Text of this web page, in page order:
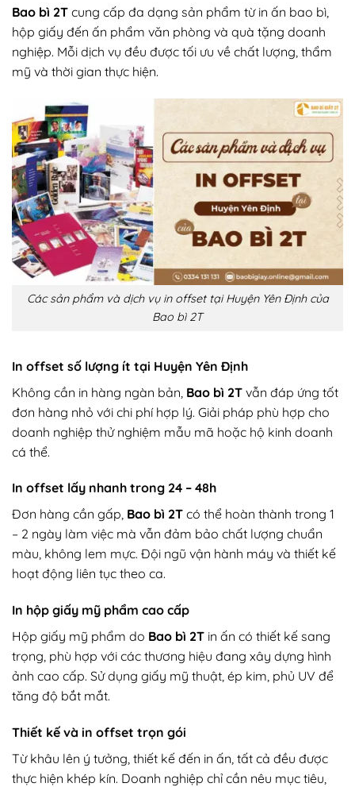
Bao bì 2T cung cấp đa dạng sản phẩm từ in ấn bao bì,
hộp giấy đến ấn phẩm văn phòng và quà tặng doanh
nghiệp. Mỗi dịch vụ đều được tối ưu về chất lượng, thẩm
mỹ và thời gian thực hiện.
Các sản phẩm và dịch vụ in offset tại Huyện Yên Định của
Bao bì 2T
In offset số lượng ít tại Huyện Yên Định
Không cần in hàng ngàn bản, Bao bì 2T vẫn đáp ứng tốt
đơn hàng nhỏ với chi phí hợp lý. Giải pháp phù hợp cho
doanh nghiệp thử nghiệm mẫu mã hoặc hộ kinh doanh
cá thể.
In offset lấy nhanh trong 24 – 48h
Đơn hàng cần gấp, Bao bì 2T có thể hoàn thành trong 1
– 2 ngày làm việc mà vẫn đảm bảo chất lượng chuẩn
màu, không lem mực. Đội ngũ vận hành máy và thiết kế
hoạt động liên tục theo ca.
In hộp giấy mỹ phẩm cao cấp
Hộp giấy mỹ phẩm do Bao bì 2T in ấn có thiết kế sang
trọng, phù hợp với các thương hiệu đang xây dựng hình
ảnh cao cấp. Sử dụng giấy mỹ thuật, ép kim, phủ UV để
tăng độ bắt mắt.
Thiết kế và in offset trọn gói
Từ khâu lên ý tưởng, thiết kế đến in ấn, tất cả đều được
thực hiện khép kín. Doanh nghiệp chỉ cần nêu mục tiêu,